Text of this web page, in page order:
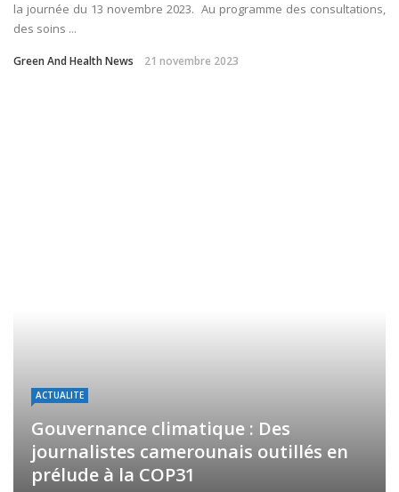
la journée du 13 novembre 2023. Au programme des consultations,
des soins ...
Green And Health News 21 novembre 2023
ACTUALITE
Gouvernance climatique : Des
journalistes camerounais outillés en
prélude à la COP31